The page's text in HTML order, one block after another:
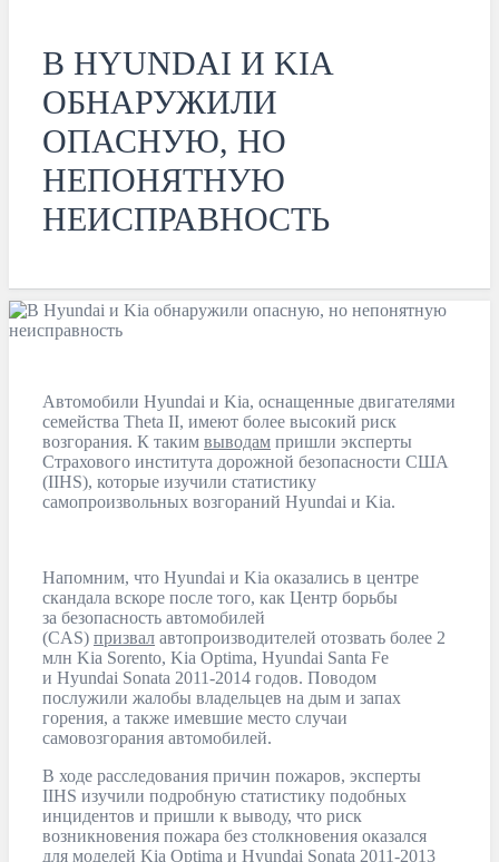
В HYUNDAI И KIA
ОБНАРУЖИЛИ
ОПАСНУЮ, НО
НЕПОНЯТНУЮ
НЕИСПРАВНОСТЬ
Автомобили Hyundai и Kia, оснащенные двигателями
семейства Theta II, имеют более высокий риск
возгорания. К таким выводам пришли эксперты
Страхового института дорожной безопасности США
(IIHS), которые изучили статистику
самопроизвольных возгораний Hyundai и Kia.
Напомним, что Hyundai и Kia оказались в центре
скандала вскоре после того, как Центр борьбы
за безопасность автомобилей
(CAS) призвал автопроизводителей отозвать более 2
млн Kia Sorento, Kia Optima, Hyundai Santa Fe
и Hyundai Sonata 2011-2014 годов. Поводом
послужили жалобы владельцев на дым и запах
горения, а также имевшие место случаи
самовозгорания автомобилей.
В ходе расследования причин пожаров, эксперты
IIHS изучили подробную статистику подобных
инцидентов и пришли к выводу, что риск
возникновения пожара без столкновения оказался
для моделей Kia Optima и Hyundai Sonata 2011-2013